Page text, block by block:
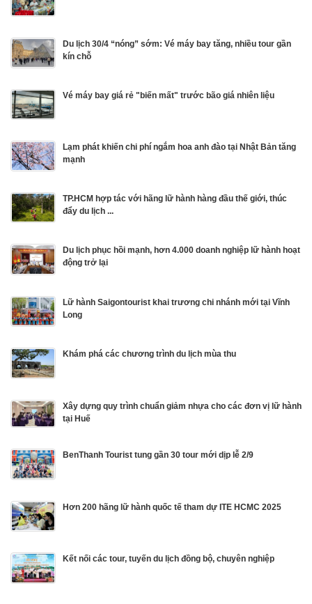
Du lịch 30/4 “nóng” sớm: Vé máy bay tăng, nhiều tour gần
kín chỗ
Vé máy bay giá rẻ "biến mất" trước bão giá nhiên liệu
Lạm phát khiến chi phí ngắm hoa anh đào tại Nhật Bản tăng
mạnh
TP.HCM hợp tác với hãng lữ hành hàng đầu thế giới, thúc
đẩy du lịch ...
Du lịch phục hồi mạnh, hơn 4.000 doanh nghiệp lữ hành hoạt
động trở lại
Lữ hành Saigontourist khai trương chi nhánh mới tại Vĩnh
Long
Khám phá các chương trình du lịch mùa thu
Xây dựng quy trình chuẩn giảm nhựa cho các đơn vị lữ hành
tại Huế
BenThanh Tourist tung gần 30 tour mới dịp lễ 2/9
Hơn 200 hãng lữ hành quốc tế tham dự ITE HCMC 2025
Kết nối các tour, tuyến du lịch đồng bộ, chuyên nghiệp